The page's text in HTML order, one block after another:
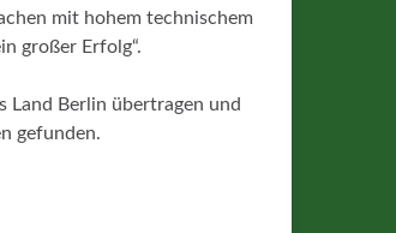
mit hohem technischem
großer Erfolg“.
Land Berlin übertragen und
gefunden.